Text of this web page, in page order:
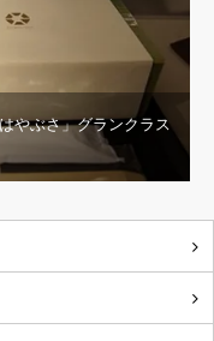
やぶさ」グランクラス